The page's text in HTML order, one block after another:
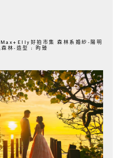
好拍市集 森林系婚紗-陽明
森林-造型 : 昀臻